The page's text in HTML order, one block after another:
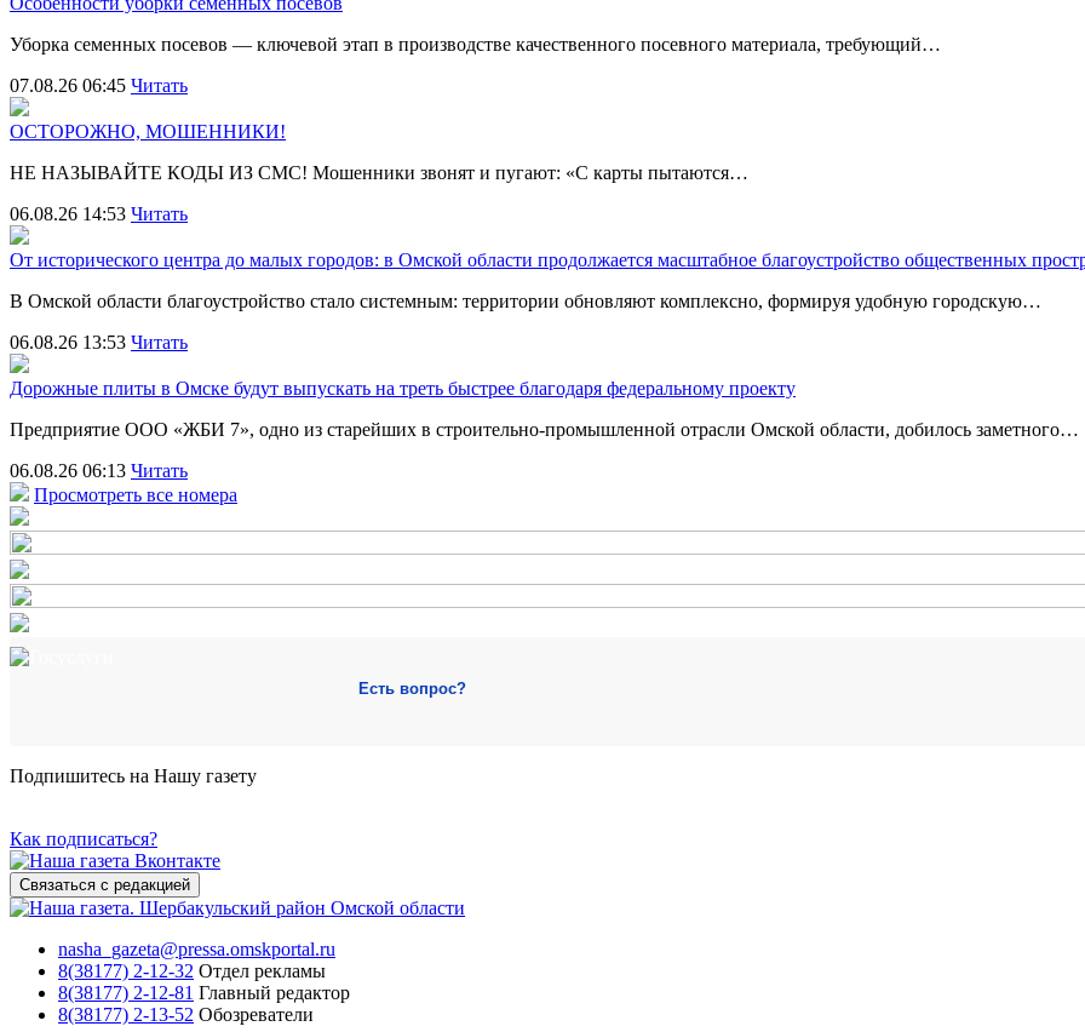
Уборка семенных посевов — ключевой этап в производстве качественного посевного материала, требующий…
07.08.26 06:45 Читать
ОСТОРОЖНО, МОШЕННИКИ!
НЕ НАЗЫВАЙТЕ КОДЫ ИЗ СМС! Мошенники звонят и пугают: «С карты пытаются…
06.08.26 14:53 Читать
От исторического центра до малых городов: в Омской области продолжается масштабное благоустройство общественных
В Омской области благоустройство стало системным: территории обновляют комплексно, формируя удобную городскую…
06.08.26 13:53 Читать
Дорожные плиты в Омске будут выпускать на треть быстрее благодаря федеральному проекту
Предприятие ООО «ЖБИ 7», одно из старейших в строительно‑промышленной отрасли Омской области, добилось заметного…
06.08.26 06:13 Читать
Просмотреть все номера
Есть вопрос?
Подпишитесь на Нашу газету
Как подписаться?
Связаться с редакцией
nasha_gazeta@pressa.omskportal.ru
8(38177) 2-12-32 Отдел рекламы
8(38177) 2-12-81 Главный редактор
8(38177) 2-13-52 Обозреватели